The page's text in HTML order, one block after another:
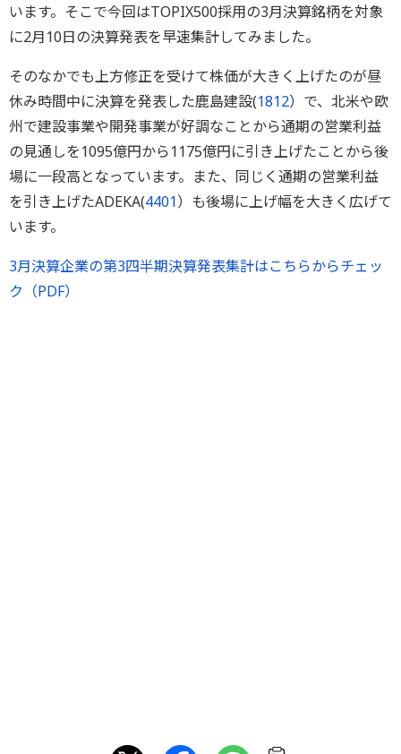
います。そこで今回はTOPIX500採用の3月決算銘柄を対象
に2月10日の決算発表を早速集計してみました。
そのなかでも上方修正を受けて株価が大きく上げたのが昼
休み時間中に決算を発表した鹿島建設(1812）で、北米や欧
州で建設事業や開発事業が好調なことから通期の営業利益
の見通しを1095億円から1175億円に引き上げたことから後
場に一段高となっています。また、同じく通期の営業利益
を引き上げたADEKA(4401）も後場に上げ幅を大きく広げて
います。
3月決算企業の第3四半期決算発表集計はこちらからチェッ
ク（PDF）